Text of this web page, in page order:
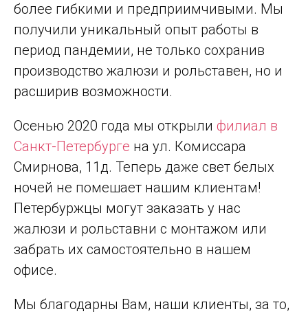
более гибкими и предприимчивыми. Мы
получили уникальный опыт работы в
период пандемии, не только сохранив
производство жалюзи и рольставен, но и
расширив возможности.
Осенью 2020 года мы открыли филиал в
Санкт-Петербурге на ул. Комиссара
Смирнова, 11д. Теперь даже свет белых
ночей не помешает нашим клиентам!
Петербуржцы могут заказать у нас
жалюзи и рольставни с монтажом или
забрать их самостоятельно в нашем
офисе.
Мы благодарны Вам, наши клиенты, за то,